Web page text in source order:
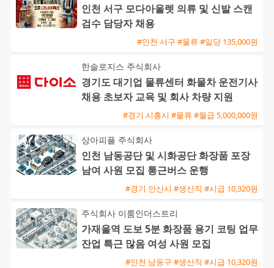
인천 서구 모다아울렛 의류 및 신발 스캔
검수 담당자 채용
#인천 서구 #물류 #일당 135,000원
한솔로지스 주식회사
경기도 대기업 물류센터 화물차 운전기사
채용 초보자 교육 및 회사 차량 지원
#경기 시흥시 #물류 #월급 5,000,000원
상아피플 주식회사
인천 남동공단 및 시화공단 화장품 포장
남여 사원 모집 통근버스 운행
#경기 안산시 #생산직 #시급 10,320원
주식회사 이룸인더스트리
가재울역 도보 5분 화장품 용기 코팅 업무
잔업 특근 많음 여성 사원 모집
#인천 남동구 #생산직 #시급 10,320원